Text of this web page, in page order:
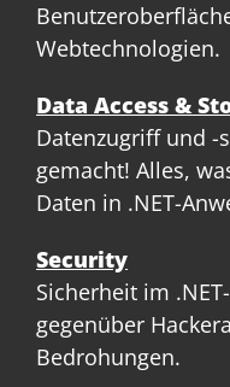
Webtechnologien.
Data Access &
Datenzugriff und -
gemacht! Alles,
Daten in .NET-
Security
Sicherheit im
gegenüber
Bedrohungen.